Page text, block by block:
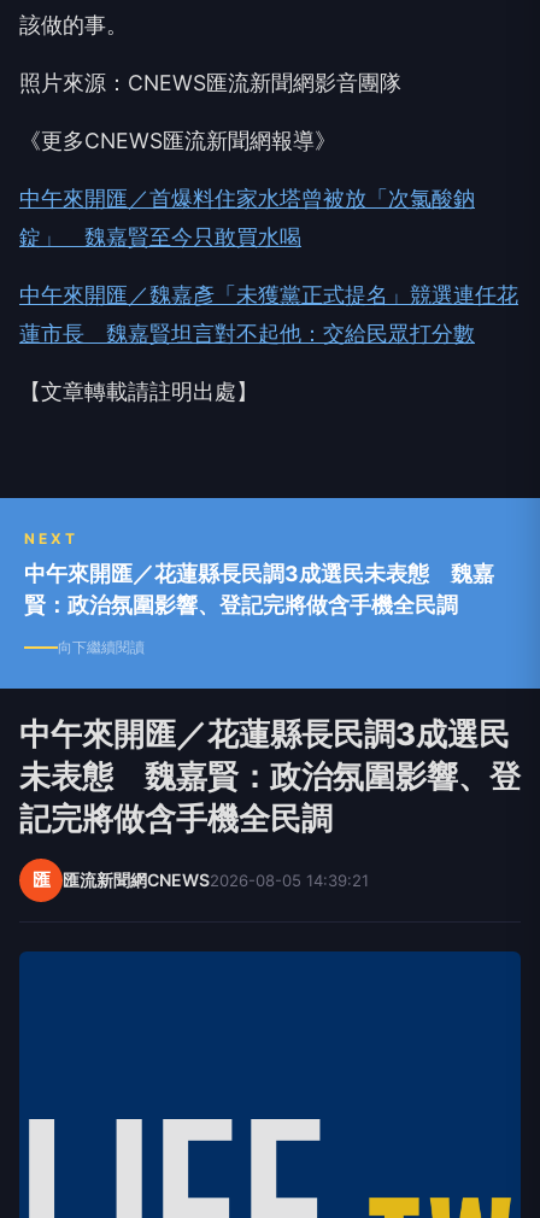
該做的事。
照片來源：CNEWS匯流新聞網影音團隊
《更多CNEWS匯流新聞網報導》
中午來開匯／首爆料住家水塔曾被放「次氯酸鈉
錠」 魏嘉賢至今只敢買水喝
中午來開匯／魏嘉彥「未獲黨正式提名」競選連任花
蓮市長 魏嘉賢坦言對不起他：交給民眾打分數
【文章轉載請註明出處】
NEXT
中午來開匯／花蓮縣長民調3成選民未表態 魏嘉
賢：政治氛圍影響、登記完將做含手機全民調
向下繼續閱讀
中午來開匯／花蓮縣長民調3成選民
未表態 魏嘉賢：政治氛圍影響、登
記完將做含手機全民調
匯 匯流新聞網CNEWS2026-08-05 14:39:21